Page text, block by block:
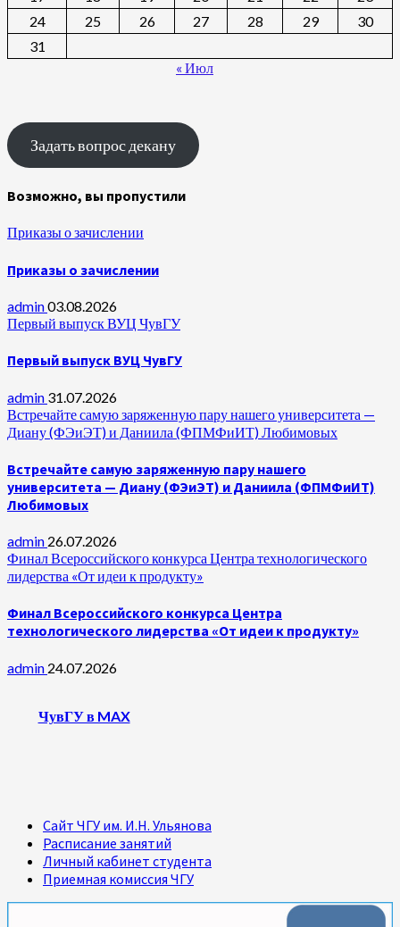
24
25 26 27 28 29
30
31
« Июл
Задать вопрос декану
Возможно, вы пропустили
Приказы о зачислении
Приказы о зачислении
admin03.08.2026
Первый выпуск ВУЦ ЧувГУ
Первый выпуск ВУЦ ЧувГУ
admin 31.07.2026
Встречайте самую заряженную пару нашего университета —
Диану (ФЭиЭТ) и Даниила (ФПМФиИТ) Любимовых
Встречайте самую заряженную пару нашего
университета — Диану (ФЭиЭТ) и Даниила (ФПМФиИТ)
Любимовых
admin 26.07.2026
Финал Всероссийского конкурса Центра технологического
лидерства «От идеи к продукту»
Финал Всероссийского конкурса Центра
технологического лидерства «От идеи к продукту»
admin 24.07.2026
ЧувГУ в MAX
Сайт ЧГУ им. И.Н. Ульянова
Расписание занятий
Личный кабинет студента
Приемная комиссия ЧГУ